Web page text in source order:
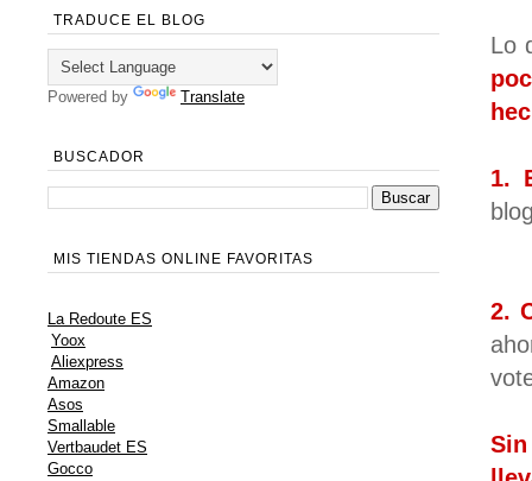
Lo
1.
2.
TRADUCE EL BLOG
Powered by Translate
BUSCADOR
MIS TIENDAS ONLINE FAVORITAS
La Redoute ES
Yoox
Aliexpress
Amazon
Asos
Smallable
Vertbaudet ES
Gocco